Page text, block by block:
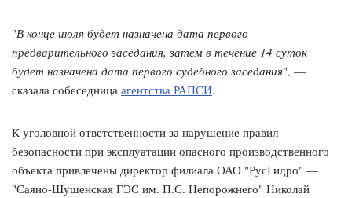
"В конце июля будет назначена дата первого
предварительного заседания, затем в течение 14 суток
будет назначена дата первого судебного заседания", —
сказала собеседница агентства РАПСИ.
К уголовной ответственности за нарушение правил
безопасности при эксплуатации опасного производственного
объекта привлечены директор филиала ОАО "РусГидро" —
"Саяно-Шушенская ГЭС им. П.С. Непорожнего" Николай